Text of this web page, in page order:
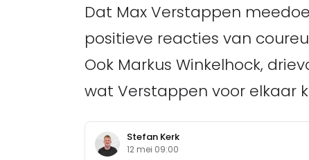
Dat Max Verstappen
positieve reacties van
Ook Markus Winkelhock,
wat Verstappen voor elkaar
Stefan Kerk
12 mei 09:00